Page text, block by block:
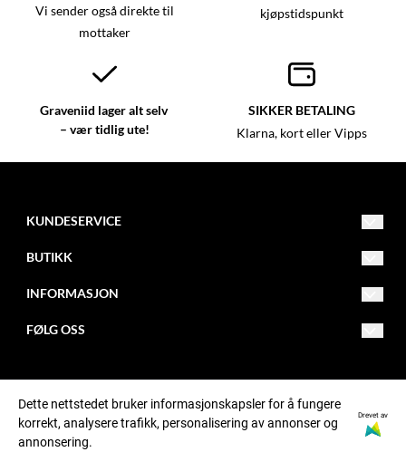
Vi sender også direkte til
mottaker
kjøpstidspunkt
Graveniid lager alt selv
– vær tidlig ute!
SIKKER BETALING
Klarna, kort eller Vipps
KUNDESERVICE
kundeservice@graveniid.no
Jorbajeakkáš 24, 9731 Karasjok
Postadresse: Graveniid, Postboks 1152, N-9504 ALTA
BUTIKK
INFORMASJON
Om oss
Butikker
Ofte stilte spørsmål
FØLG OSS
Instagram
Tiktok
© Graveniid org. nr. MVA911701081NO
Dette nettstedet bruker informasjonskapsler for å fungere
korrekt, analysere trafikk, personalisering av annonser og
annonsering.
Drevet av